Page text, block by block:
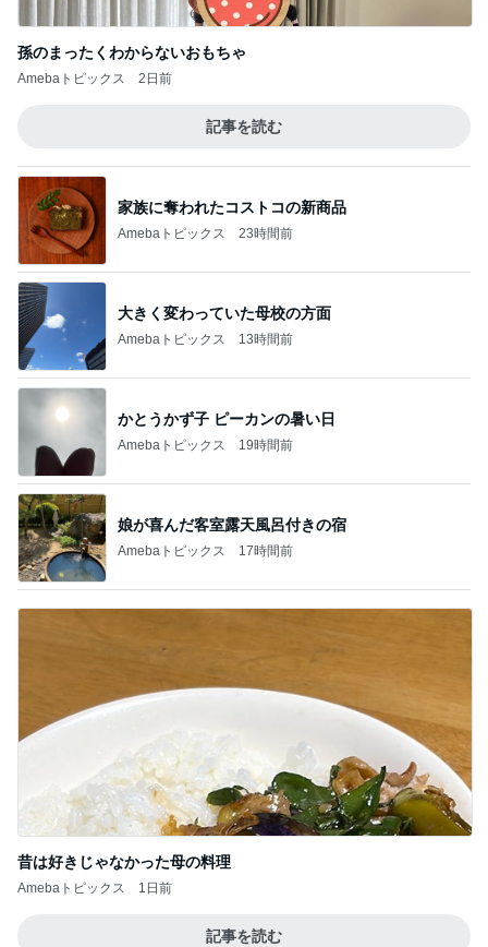
孫のまったくわからないおもちゃ
Amebaトピックス 2日前
記事を読む
家族に奪われたコストコの新商品
Amebaトピックス 23時間前
大きく変わっていた母校の方面
Amebaトピックス 13時間前
かとうかず子 ピーカンの暑い日
Amebaトピックス 19時間前
娘が喜んだ客室露天風呂付きの宿
Amebaトピックス 17時間前
昔は好きじゃなかった母の料理
Amebaトピックス 1日前
記事を読む